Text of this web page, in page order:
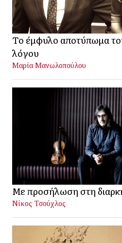
Το έμφυλο αποτύπωμα
λόγου
Μαρία Μανωλοπούλου
Με προσήλωση στη
Νίκος Τσούχλος